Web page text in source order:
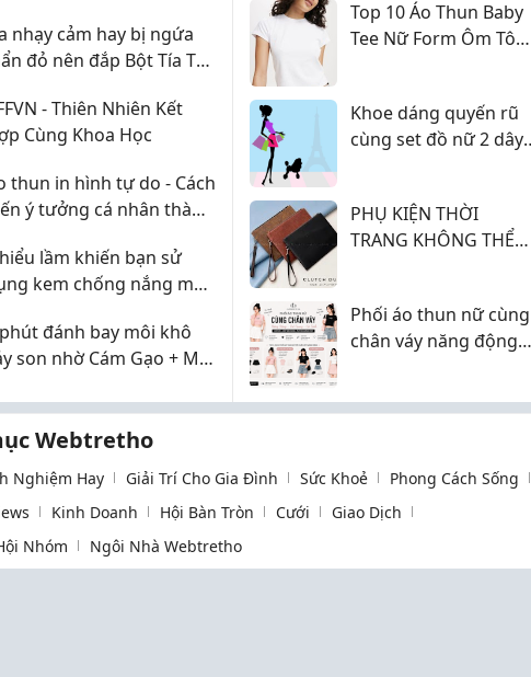
Động
nhạy cảm hay bị ngứa
đỏ nên đắp Bột Tía Tô
- Thiên Nhiên Kết
Cùng Khoa Học
thun in hình tự do - Cách
ý tưởng cá nhân thành
lầm khiến bạn sử
kem chống nắng mãi
đánh bay môi khô
son nhờ Cám Gạo + Mật
Top 10 Áo Thun Baby
Tee Nữ Form Ôm Tôn
Trang Mới
Khoe dáng quyến rũ
cùng set đồ nữ 2 dây
PHỤ KIỆN THỜI
TRANG KHÔNG THỂ
Phối áo thun nữ cùng
chân váy năng động
Webtretho
Nghiệm Hay Giải Trí Cho Gia Đình Sức Khoẻ
Phong Cách Sống
Kinh Doanh Hội Bàn Tròn Cưới
Giao Dịch
Nhóm
Ngôi Nhà Webtretho